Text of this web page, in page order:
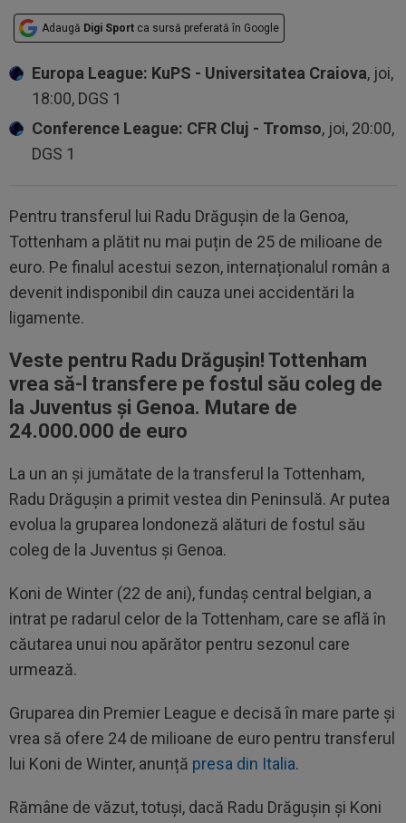
Adaugă Digi Sport ca sursă preferată în Google
Europa League: KuPS - Universitatea Craiova, joi,
18:00, DGS 1
Conference League: CFR Cluj - Tromso, joi, 20:00,
DGS 1
Pentru transferul lui Radu Drăgușin de la Genoa,
Tottenham a plătit nu mai puțin de 25 de milioane de
euro. Pe finalul acestui sezon, internaționalul român a
devenit indisponibil din cauza unei accidentări la
ligamente.
Veste pentru Radu Drăgușin! Tottenham
vrea să-l transfere pe fostul său coleg de
la Juventus și Genoa. Mutare de
24.000.000 de euro
La un an și jumătate de la transferul la Tottenham,
Radu Drăgușin a primit vestea din Peninsulă. Ar putea
evolua la gruparea londoneză alături de fostul său
coleg de la Juventus și Genoa.
Koni de Winter (22 de ani), fundaș central belgian, a
intrat pe radarul celor de la Tottenham, care se află în
căutarea unui nou apărător pentru sezonul care
urmează.
Gruparea din Premier League e decisă în mare parte și
vrea să ofere 24 de milioane de euro pentru transferul
lui Koni de Winter, anunță presa din Italia.
Rămâne de văzut, totuși, dacă Radu Drăgușin și Koni